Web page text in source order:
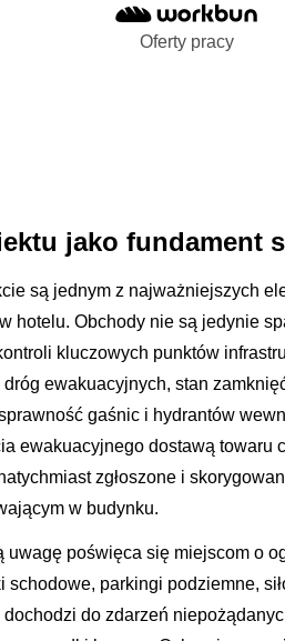
Oferty pracy
jako fundament
są jednym z najważniejszych
hotelu. Obchody nie są jedynie
kluczowych punktów
ewakuacyjnych, stan
gaśnic i hydrantów
ewakuacyjnego dostawą towaru
zgłoszone i
w budynku.
uwagę poświęca się miejscom o
parkingi podziemne,
do zdarzeń